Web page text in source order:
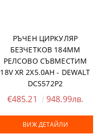
РЪЧЕН ЦИРКУЛЯР
БЕЗЧЕТКОВ 184ММ
РЕЛСОВО СЪВМЕСТИМ
18V XR 2X5.0AH - DEWALT
DCS572P2
€485.21 948.99лв.
ВИЖ ДЕТАЙЛИ